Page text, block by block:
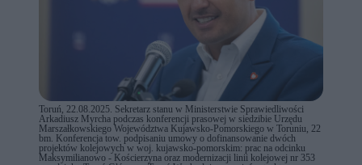
Toruń, 22.08.2025. Sekretarz stanu w Ministerstwie Sprawiedliwości
Arkadiusz Myrcha podczas konferencji prasowej w siedzibie Urzędu
Marszałkowskiego Województwa Kujawsko-Pomorskiego w Toruniu, 22
bm. Konferencja tow. podpisaniu umowy o dofinansowanie dwóch
projektów kolejowych w woj. kujawsko-pomorskim: prac na odcinku
Maksymilianowo - Kościerzyna oraz modernizacji linii kolejowej nr 353